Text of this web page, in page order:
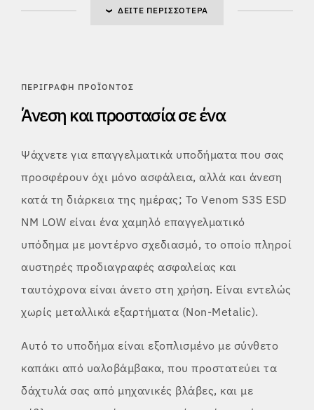
ΔΕΊΤΕ ΠΕΡΙΣΣΌΤΕΡΑ
ΠΕΡΙΓΡΑΦΉ ΠΡΟΪΌΝΤΟΣ
Άνεση και προστασία σε ένα
Ψάχνετε για επαγγελματικά υποδήματα που σας
προσφέρουν όχι μόνο ασφάλεια, αλλά και άνεση
κατά τη διάρκεια της ημέρας; Το Venom S3S ESD
NM LOW είναι ένα χαμηλό επαγγελματικό
υπόδημα με μοντέρνο σχεδιασμό, το οποίο πληροί
αυστηρές προδιαγραφές ασφαλείας και
ταυτόχρονα είναι άνετο στη χρήση. Είναι εντελώς
χωρίς μεταλλικά εξαρτήματα (Non-Metalic).
Αυτό το υποδήμα είναι εξοπλισμένο με σύνθετο
καπάκι από υαλοβάμβακα, που προστατεύει τα
δάχτυλά σας από μηχανικές βλάβες, και με